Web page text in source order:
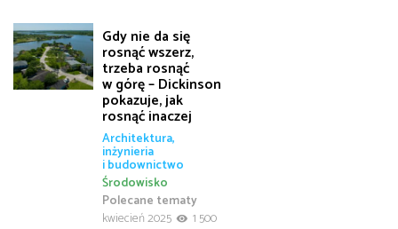
Gdy nie da się
rosnąć wszerz,
trzeba rosnąć
w górę – Dickinson
pokazuje, jak
rosnąć inaczej
Architektura,
inżynieria
i budownictwo
Polecane tematy
Środowisko
kwiecień 2025
1 500